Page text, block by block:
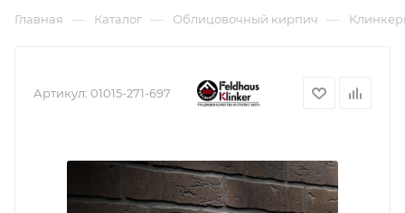
Главная — Каталог — Облицовочный кирпич —
Артикул: 01015-271-697